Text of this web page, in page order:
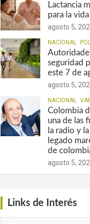
Lactancia
para la vida
agosto 5,
NACIONAL
seguridad
este 7 de
agosto 5,
NACIONAL
Colombia
una de las
la radio y
legado
de
agosto 5,
Links de Interés